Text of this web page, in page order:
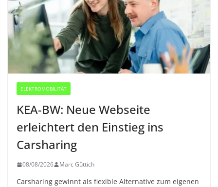
ELEKTROMOBILITÄT
KEA-BW: Neue Webseite
erleichtert den Einstieg ins
Carsharing
08/08/2026 Marc Güttich
Carsharing gewinnt als flexible Alternative zum eigenen